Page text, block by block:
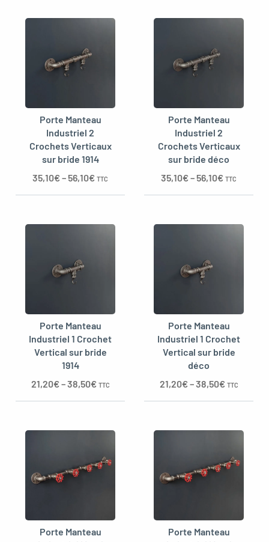
Porte Manteau
Industriel 2
Crochets Verticaux
sur bride 1914
35,10€–56,10€ TTC
Porte Manteau
Industriel 2
Crochets Verticaux
sur bride déco
35,10€–56,10€ TTC
Porte Manteau
Industriel 1 Crochet
Vertical sur bride
1914
21,20€–38,50€ TTC
Porte Manteau
Industriel 1 Crochet
Vertical sur bride
déco
21,20€–38,50€ TTC
Porte Manteau
Porte Manteau